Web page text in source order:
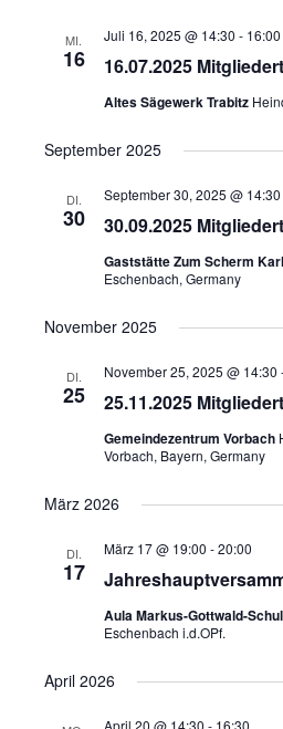
MI.
16 16.07.2025
Juli 16, 2025 @ 14:30 - 16:00
Altes Sägewerk Trabitz
September 2025
DI.
30 30.09.2025
September 30, 2025 @ 14:30
Gaststätte Zum Scherm Karl
Eschenbach, Germany
November 2025
DI.
25 25.11.2025
November 25, 2025 @ 14:30
Gemeindezentrum Vorbach
Vorbach, Bayern, Germany
März 2026
DI.
17
März 17 @ 19:00 -20:00
Aula Markus-Gottwald-
Eschenbach i.d.OPf.
April 2026